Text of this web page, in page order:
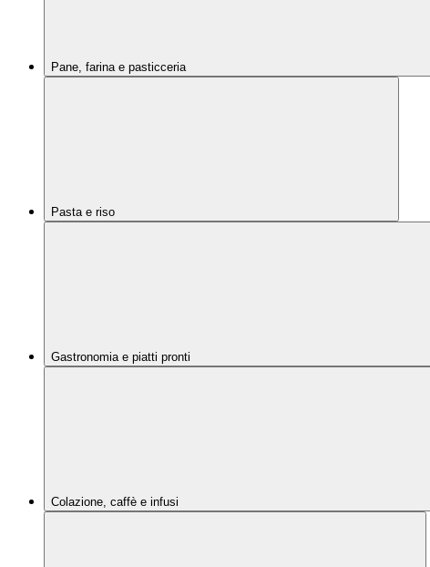
Pane, farina e pasticceria
Pasta e riso
Gastronomia e piatti pronti
Colazione, caffè e infusi